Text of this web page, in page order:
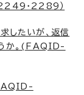
・2289）
したいが、返信
か。(FAQID-